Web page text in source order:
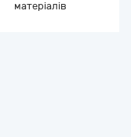
матеріалів